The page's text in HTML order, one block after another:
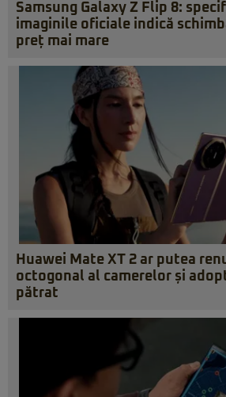
Samsung Galaxy Z Flip 8:
imaginile oficiale indică
preț mai mare
Huawei Mate XT 2 ar putea
octogonal al camerelor și
pătrat